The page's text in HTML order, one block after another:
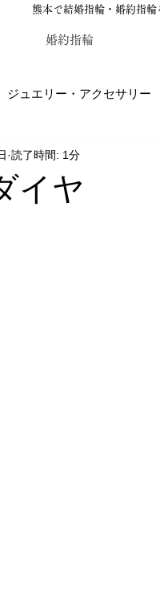
熊本で結婚指輪・婚約指
婚約指輪
ジュエリー・アクセサリー
婚約指輪のジュエリーソネ
イヤ
読了時間: 1分